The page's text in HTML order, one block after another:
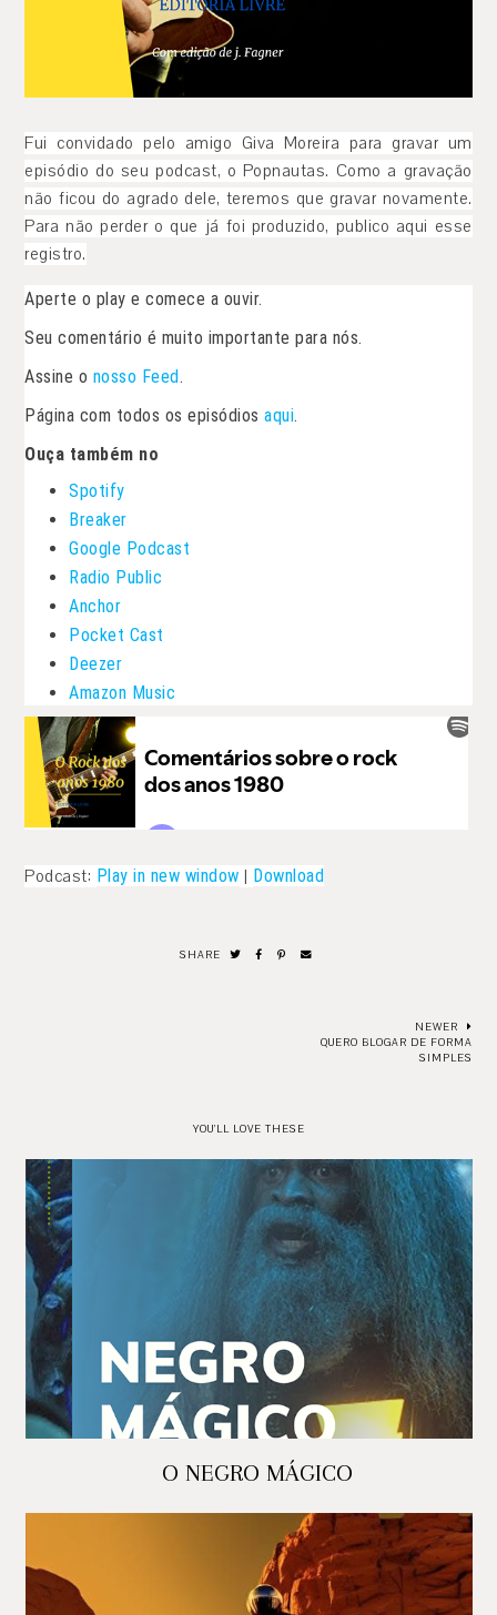
Fui convidado pelo amigo Giva Moreira para gravar um
episódio do seu podcast, o Popnautas. Como a gravação
não ficou do agrado dele, teremos que gravar novamente.
Para não perder o que já foi produzido, publico aqui esse
registro.
Aperte o play e comece a ouvir.
Seu comentário é muito importante para nós.
Assine o nosso Feed.
Página com todos os episódiosaqui.
Ouça também no
Spotify
Breaker
Google Podcast
Radio Public
Anchor
Pocket Cast
Deezer
Amazon Music
Podcast: Play in new window | Download
SHARE
NEWER
QUERO BLOGAR DE FORMA
SIMPLES
YOU'LL LOVE THESE
O NEGRO MÁGICO